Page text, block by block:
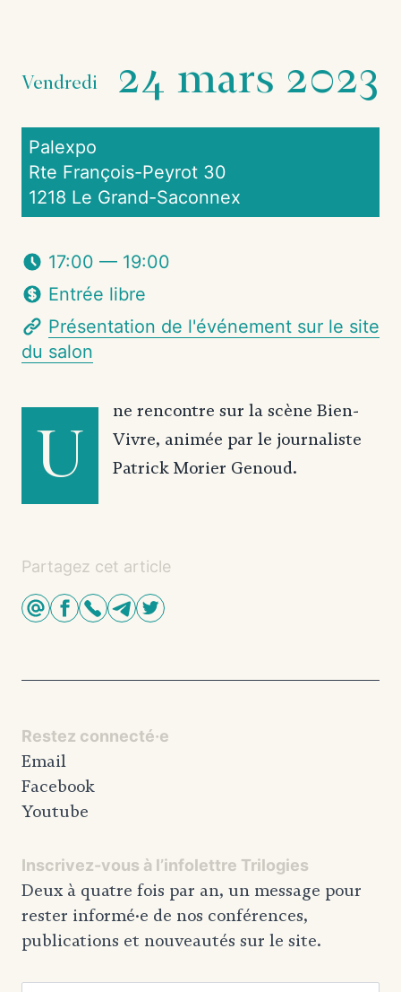
Vendredi 24 mars 2023
Palexpo
Rte François-Peyrot 30
1218 Le Grand-Saconnex
17:00 — 19:00
Entrée libre
Présentation de l'événement sur le site
du salon
U
ne rencontre sur la scène Bien-
Vivre, animée par le journaliste
Patrick Morier Genoud.
Partagez cet article
Restez connecté·e
Email
Facebook
Youtube
Inscrivez-vous à l’infolettre Trilogies
Deux à quatre fois par an, un message pour
rester informé·e de nos conférences,
publications et nouveautés sur le site.